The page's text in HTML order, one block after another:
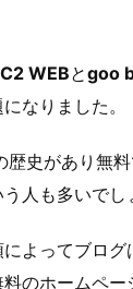
WEBとgoo
なりました。
歴史があり無
人も多いでし
よってブロ
のホームペ